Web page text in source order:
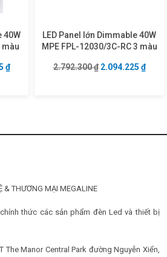
40W
màu
2.720.500 ₫.
₫Giá hiện tại là: 2.040.375 ₫.
LED Panel lớn Dimmable 40W
MPE FPL-12030/3C-RC 3 màu
2.792.300₫ Giá gốc là:
2.094.225 ₫Giá
& THƯƠNG MẠI MEGALINE
thức các sản phẩm đèn Led và thiết bị
The Manor Central Park đường Nguyễn Xiển,